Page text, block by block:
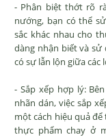
- Phân biệt thớt rõ
nướng, bạn có thể
sắc khác nhau cho
dàng nhận biết và
có sự lẫn lộn giữa các
- Sắp xếp hợp lý:
nhãn dán, việc sắp
một cách hiệu quả
thực phẩm chay ở